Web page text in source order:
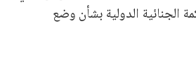
الجنائية الدولية بشأن وضع